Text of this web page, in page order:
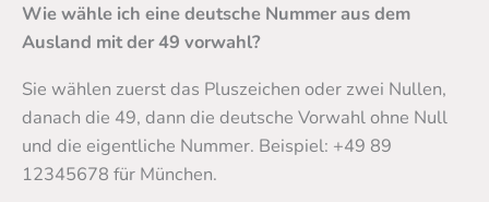
Wie wähle ich eine deutsche Nummer aus dem
Ausland mit der 49 vorwahl?
Sie wählen zuerst das Pluszeichen oder zwei Nullen,
danach die 49, dann die deutsche Vorwahl ohne Null
und die eigentliche Nummer. Beispiel: +49 89
12345678 für München.